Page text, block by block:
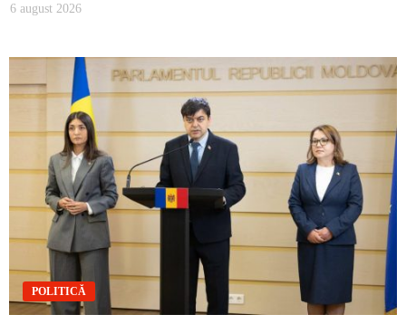
6 august 2026
POLITICĂ